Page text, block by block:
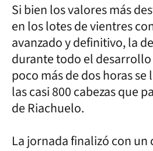
Si bien los valores más
en los lotes de vientres
avanzado y definitivo, la
durante todo el desarrollo
poco más de dos horas
las casi 800 cabezas que
de Riachuelo.
La jornada finalizó con